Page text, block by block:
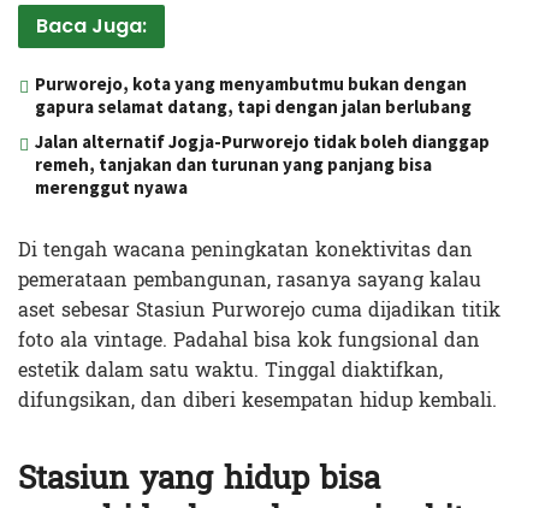
Baca Juga:
Purworejo, kota yang menyambutmu bukan dengan
gapura selamat datang, tapi dengan jalan berlubang
Jalan alternatif Jogja-Purworejo tidak boleh dianggap
remeh, tanjakan dan turunan yang panjang bisa
merenggut nyawa
Di tengah wacana peningkatan konektivitas dan
pemerataan pembangunan, rasanya sayang kalau
aset sebesar Stasiun Purworejo cuma dijadikan titik
foto ala vintage. Padahal bisa kok fungsional dan
estetik dalam satu waktu. Tinggal diaktifkan,
difungsikan, dan diberi kesempatan hidup kembali.
Stasiun yang hidup bisa